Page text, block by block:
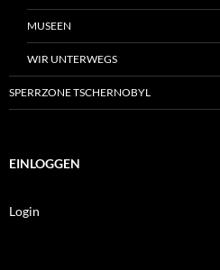
MUSEEN
WIR UNTERWEGS
SPERRZONE TSCHERNOBYL
EINLOGGEN
Login